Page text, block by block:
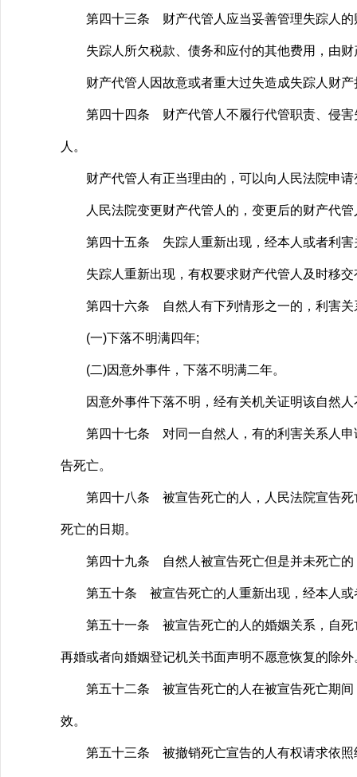
第四十三条 财产代管人应当妥善管理失踪人的
失踪人所欠税款、债务和应付的其他费用，由财
财产代管人因故意或者重大过失造成失踪人财产
第四十四条 财产代管人不履行代管职责、侵害
人。
财产代管人有正当理由的，可以向人民法院申请
人民法院变更财产代管人的，变更后的财产代管
第四十五条 失踪人重新出现，经本人或者利害
失踪人重新出现，有权要求财产代管人及时移交
第四十六条 自然人有下列情形之一的，利害关
(一)下落不明满四年;
(二)因意外事件，下落不明满二年。
因意外事件下落不明，经有关机关证明该自然人
第四十七条 对同一自然人，有的利害关系人申
告死亡。
第四十八条 被宣告死亡的人，人民法院宣告死亡
死亡的日期。
第四十九条 自然人被宣告死亡但是并未死亡的
第五十条 被宣告死亡的人重新出现，经本人或
第五十一条 被宣告死亡的人的婚姻关系，自死
再婚或者向婚姻登记机关书面声明不愿意恢复的除外
第五十二条 被宣告死亡的人在被宣告死亡期间
效。
第五十三条 被撤销死亡宣告的人有权请求依照